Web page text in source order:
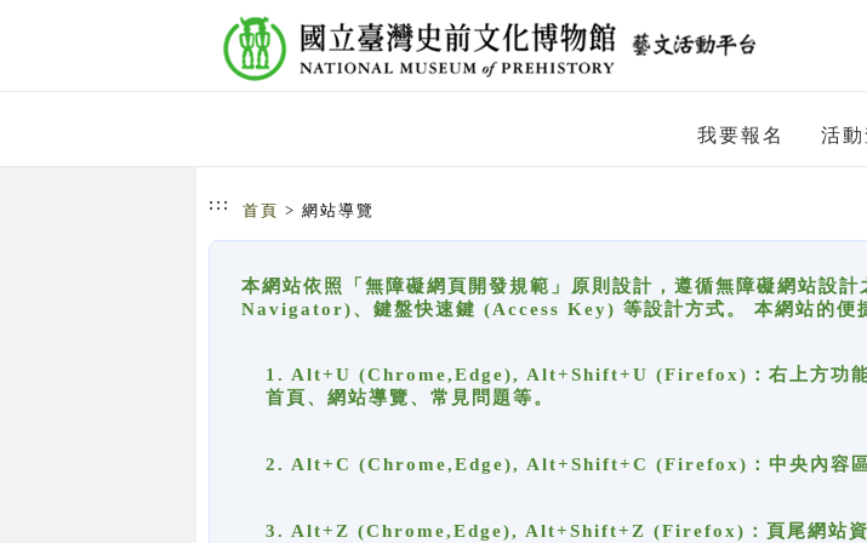
我要報名 活動
::: 首頁 > 網站導覽
本網站依照「無障礙網頁開發規範」原則設計，遵循無障礙網站設
Navigator)、鍵盤快速鍵 (Access Key) 等設計方式。 本網站的便
1. Alt+U (Chrome,Edge), Alt+Shift+U (Firefox)：右上方功能
首頁、網站導覽、常見問題等。
2. Alt+C (Chrome,Edge), Alt+Shift+C (Firefox)：中央內容區
3. Alt+Z (Chrome,Edge), Alt+Shift+Z (Firefox)：頁尾網站資